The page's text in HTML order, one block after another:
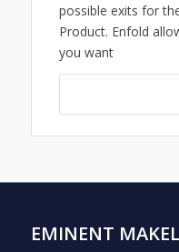
possible exits for
Product. Enfold
you want
EMINENT